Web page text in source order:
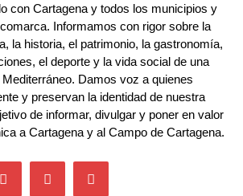
con Cartagena y todos los municipios y
Informamos con rigor sobre la
la historia, el patrimonio, la gastronomía,
el deporte y la vida social de una
Damos voz a quienes
y preservan la identidad de nuestra
de informar, divulgar y poner en valor
a Cartagena y al Campo de Cartagena.